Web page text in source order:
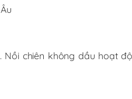
chiên không dầu hoạt